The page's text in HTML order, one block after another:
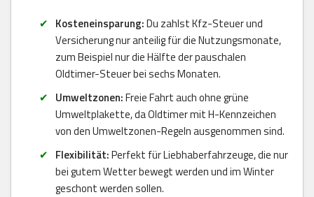
Kosteneinsparung:Du zahlst Kfz-Steuer und
Versicherung nur anteilig für die Nutzungsmonate,
zum Beispiel nur die Hälfte der pauschalen
Oldtimer-Steuer bei sechs Monaten.
Umweltzonen:Freie Fahrt auch ohne grüne
Umweltplakette, da Oldtimer mit H-Kennzeichen
von den Umweltzonen-Regeln ausgenommen sind.
Flexibilität:Perfekt für Liebhaberfahrzeuge, die nur
bei gutem Wetter bewegt werden und im Winter
geschont werden sollen.